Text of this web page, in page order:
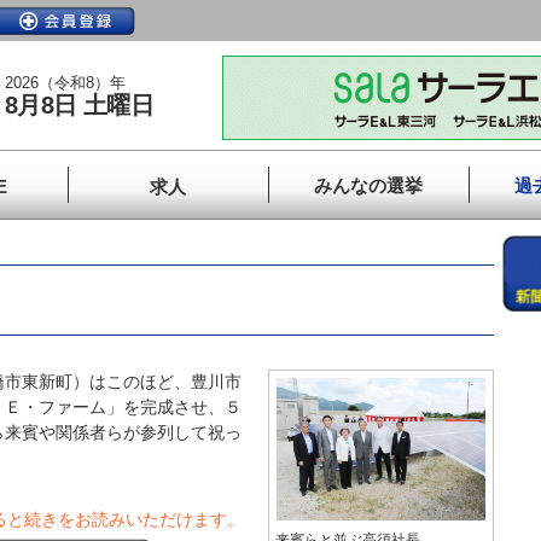
2026（令和8）年
8月8日 土曜日
求人 みんなの選挙 過
東新町）はこのほど、豊川市
・ファーム」を完成させ、５
賓や関係者らが参列して祝っ
続きをお読みいただけます。